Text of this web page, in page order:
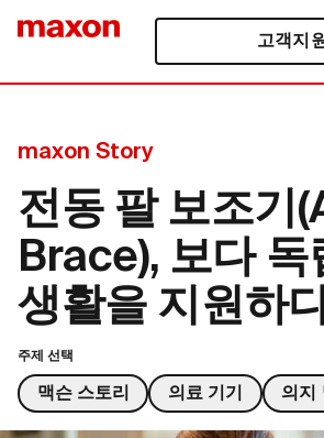
고객지
maxon Story
전동 팔 보조기
Brace), 보다 독
생활을 지원하
주제 선택
맥슨 스토리 의료 기기 의지